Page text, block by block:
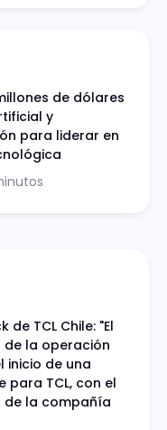
de dólares
y
para liderar en
TCL Chile: "El
de la operación
inicio de una
para TCL, con el
la compañía